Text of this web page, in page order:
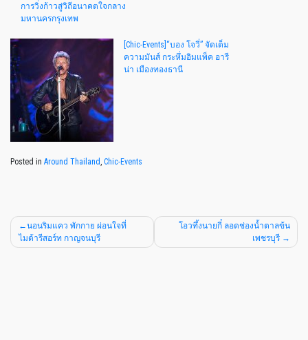
การวิ่งก้าวสู่วิถีอนาคตใจกลาง
มหานครกรุงเทพ
[Chic-Events]“บอง โจวี่” จัดเต็ม
ความมันส์ กระหึ่มอิมแพ็ค อารี
น่า เมืองทองธานี
Posted in Around Thailand Chic-Events
นอนริมแคว พักกาย ผ่อนใจที่
ไมด้ารีสอร์ท กาญจนบุรี
โอวทึ้งนายกี๋ ลอดช่องน้ำตาลข้น
เพชรบุรี